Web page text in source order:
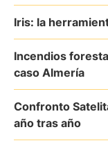
Iris: la
Incendios
caso Almería
Confronto
año tras año